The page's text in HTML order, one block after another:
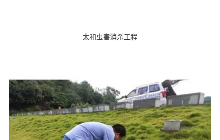
太和虫害消杀工程